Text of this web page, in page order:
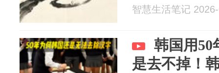
智慧生活笔记
韩国用50
是去不掉！